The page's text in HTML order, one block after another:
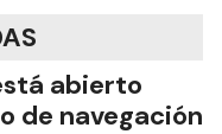
abierto
de navegación